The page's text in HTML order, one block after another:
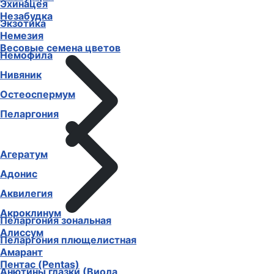
Незабудка
Немезия
Немофила
Нивяник
Остеоспермум
Пеларгония
Пеларгония зональная
Пеларгония плющелистная
Пентас (Pentas)
Эхинацея
Экзотика
Весовые семена цветов
Агератум
Адонис
Аквилегия
Акроклинум
Алиссум
Амарант
Анютины глазки (Виола